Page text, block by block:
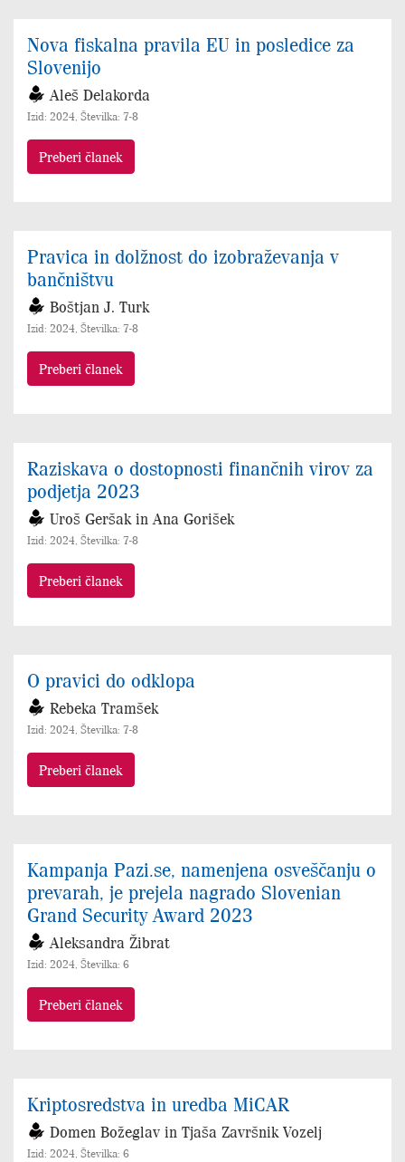
Nova fiskalna pravila EU in posledice za
Slovenijo
Aleš Delakorda
Izid: 2024, Številka: 7-8
Preberi članek
Pravica in dolžnost do izobraževanja v
bančništvu
Boštjan J. Turk
Izid: 2024, Številka: 7-8
Preberi članek
Raziskava o dostopnosti finančnih virov za
podjetja 2023
Uroš Geršak in Ana Gorišek
Izid: 2024, Številka: 7-8
Preberi članek
O pravici do odklopa
Rebeka Tramšek
Izid: 2024, Številka: 7-8
Preberi članek
Kampanja Pazi.se, namenjena osveščanju o
prevarah, je prejela nagrado Slovenian
Grand Security Award 2023
Aleksandra Žibrat
Izid: 2024, Številka: 6
Preberi članek
Kriptosredstva in uredba MiCAR
Domen Božeglav in Tjaša Završnik Vozelj
Izid: 2024, Številka: 6